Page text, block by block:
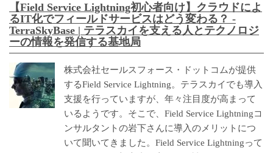
【Field Service Lightning初心者向け】クラウドによ
るIT化でフィールドサービスはどう変わる？ -
TerraSkyBase | テラスカイを支える人とテクノロジ
ーの情報を発信する基地局
株式会社セールスフォース・ドットコムが提供
するField Service Lightning。テラスカイでも導入
支援を行っていますが、年々注目度が高まって
いるようです。そこで、Field Service Lightningコ
ンサルタントの岩下さんに導入のメリットにつ
いて聞いてきました。Field Service Lightningって